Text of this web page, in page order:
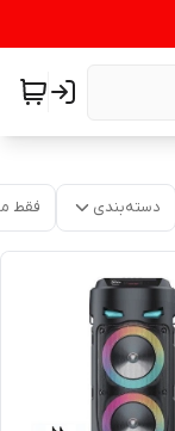
دسته‌بندی فقط